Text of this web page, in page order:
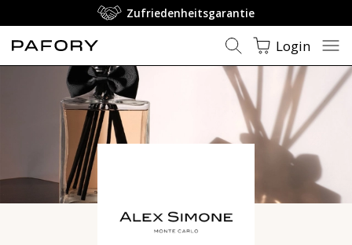
Zufriedenheitsgarantie
Login